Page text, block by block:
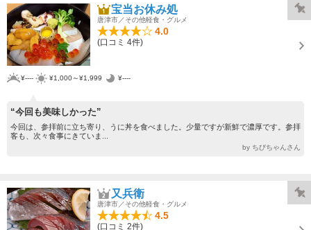
宝当お休み処
唐津市／その他軽食・グルメ
4.0
(口コミ 4件)
¥---- ¥1,000～¥1,999 ¥----
“今回も美味しかった”
今回は、参拝前に立ち寄り、うに丼を食べました。少量ですが新鮮で濃厚です。参拝
客も、次々食事にきていま...
by ちびちゃんさん
又兵衛
唐津市／その他軽食・グルメ
4.5
(口コミ 2件)